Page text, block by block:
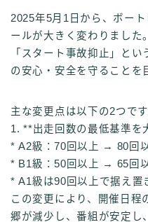
2025年5月1日から、ボー
ールが大きく変わりました
「スタート事故抑止」と
の安心・安全を守ることを
主な変更点は以下の2つです
1. **出走回数の最低基準を
* A2級：70回以上 → 80回
* B1級：50回以上 → 65回
* A1級は90回以上で据え置
この変更により、開催日程
郷が減少し、番組が安定し